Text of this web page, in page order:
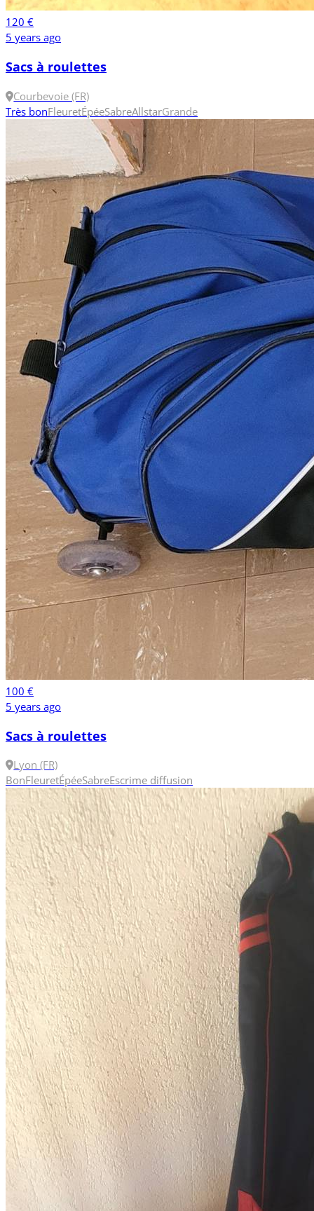
120 €
5 years ago
Sacs à roulettes
Courbevoie (FR)
Très bonFleuretÉpéeSabreAllstarGrande
100 €
5 years ago
Sacs à roulettes
Lyon (FR)
BonFleuretÉpéeSabreEscrime diffusion